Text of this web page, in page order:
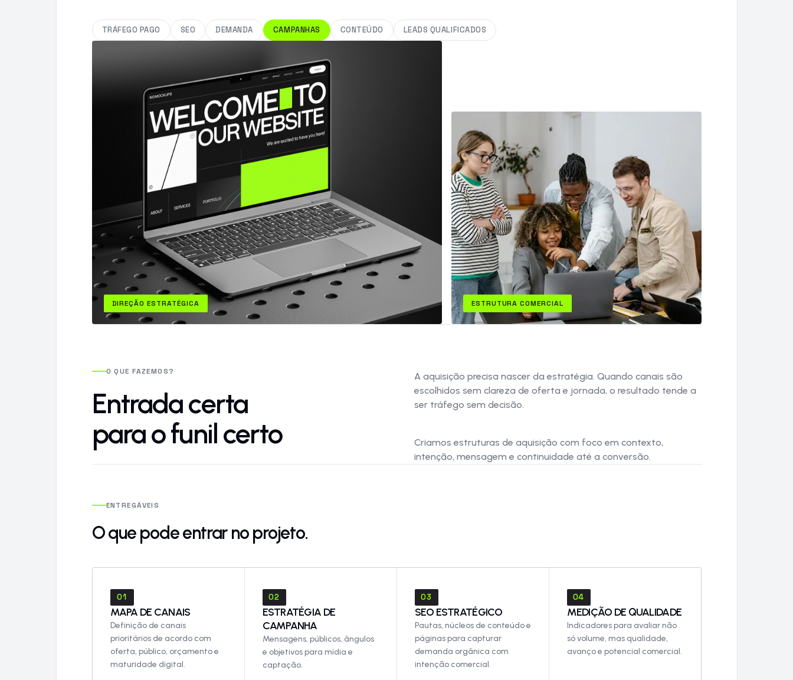
TRÁFEGO PAGO SEO DEMANDA CAMPANHAS CONTEÚDO LEADS QUALIFICADOS
DIREÇÃO ESTRATÉGICA ESTRUTURA COMERCIAL
O QUE FAZEMOS?
Entrada certa
para o funil certo
A aquisição precisa nascer da estratégia. Quando canais são
escolhidos sem clareza de oferta e jornada, o resultado tende a
ser tráfego sem decisão.
Criamos estruturas de aquisição com foco em contexto,
intenção, mensagem e continuidade até a conversão.
ENTREGÁVEIS
O que pode entrar no projeto.
01
MAPA DE CANAIS
Definição de canais
prioritários de acordo com
oferta, público, orçamento e
maturidade digital.
02
ESTRATÉGIA DE
CAMPANHA
Mensagens, públicos, ângulos
e objetivos para mídia e
captação.
03
SEO ESTRATÉGICO
Pautas, núcleos de conteúdo e
páginas para capturar
demanda orgânica com
intenção comercial.
04
MEDIÇÃO DE QUALIDADE
Indicadores para avaliar não
só volume, mas qualidade,
avanço e potencial comercial.